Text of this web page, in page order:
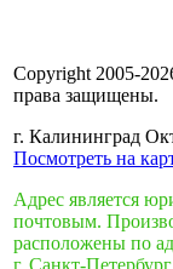
Copyright 2005-
права защищены.
г. Калининград
Посмотреть на
Адрес является
почтовым.
расположены по